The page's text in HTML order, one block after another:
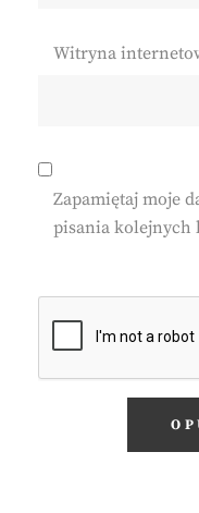
Witryna
Zapamiętaj moje
pisania kolejnych